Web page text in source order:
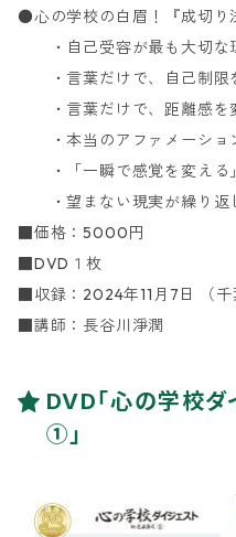
●心の学校の白眉！『成切り
・自己受容が最も大切な
・言葉だけで、自己制限
・言葉だけで、距離感を
・本当のアファメーショ
・「一瞬で感覚を変える
・望まない現実が繰り返
■価格：5000円
■DVD１枚
■収録：2024年11月7日 （千
■講師：長谷川淨潤
DVD「心の学校ダ
①」